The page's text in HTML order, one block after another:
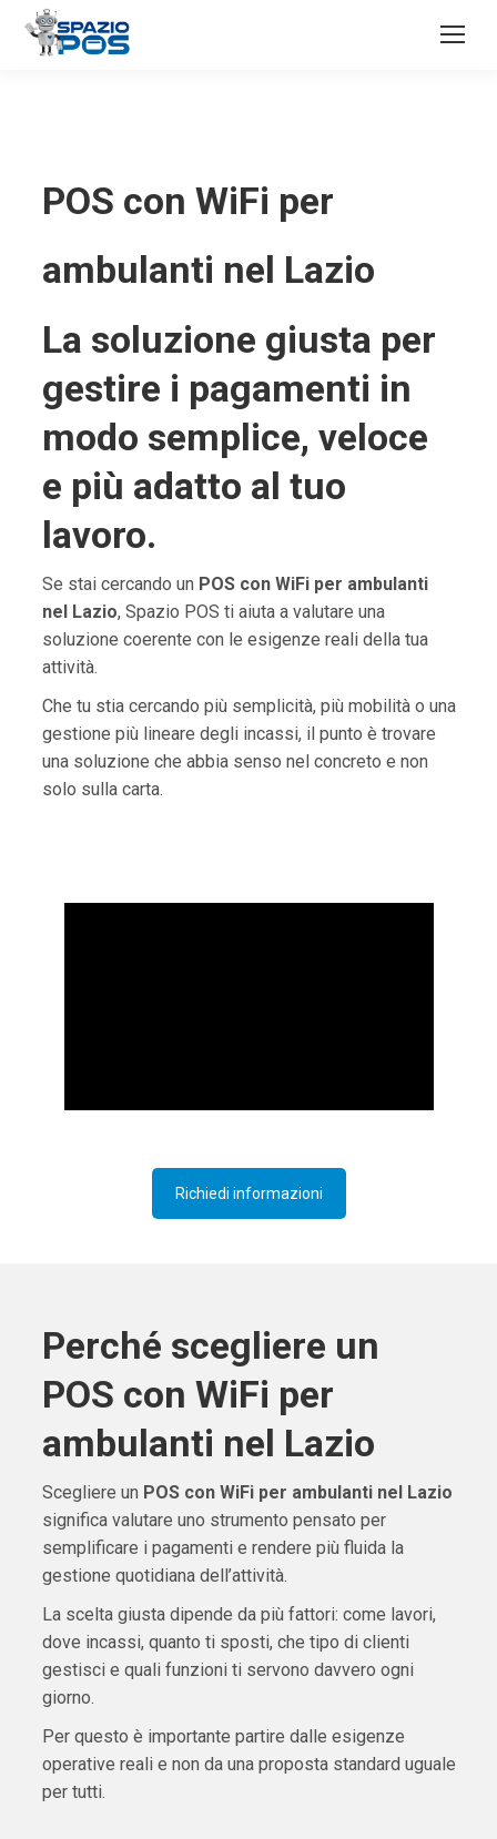
POS con WiFi per
ambulanti nel Lazio
La soluzione giusta per
gestire i pagamenti in
modo semplice, veloce
e più adatto al tuo
lavoro.
Se stai cercando un POS con WiFi per ambulanti
nel Lazio, Spazio POS ti aiuta a valutare una
soluzione coerente con le esigenze reali della tua
attività.
Che tu stia cercando più semplicità, più mobilità o una
gestione più lineare degli incassi, il punto è trovare
una soluzione che abbia senso nel concreto e non
solo sulla carta.
Richiedi informazioni
Perché scegliere un
POS con WiFi per
ambulanti nel Lazio
Scegliere un POS con WiFi per ambulanti nel Lazio
significa valutare uno strumento pensato per
semplificare i pagamenti e rendere più fluida la
gestione quotidiana dell’attività.
La scelta giusta dipende da più fattori: come lavori,
dove incassi, quanto ti sposti, che tipo di clienti
gestisci e quali funzioni ti servono davvero ogni
giorno.
Per questo è importante partire dalle esigenze
operative reali e non da una proposta standard uguale
per tutti.